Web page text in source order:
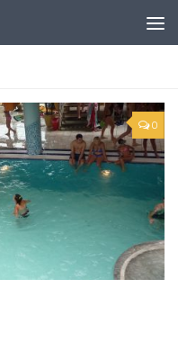
0